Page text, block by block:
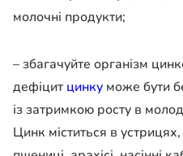
молочні продукти;
– збагачуйте організм
дефіцитцинку може бути
із затримкою росту в
Цинк міститься в